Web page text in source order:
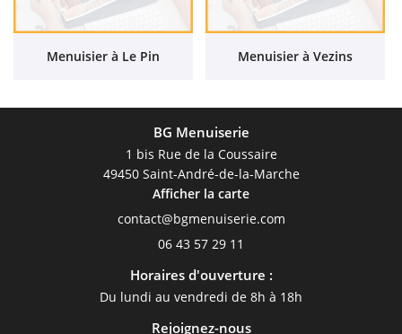
Menuisier à Le Pin Menuisier à Vezins
BG Menuiserie
1 bis Rue de la Coussaire
49450 Saint-André-de-la-Marche
Afficher la carte
06 43 57 29 11
Horaires d'ouverture :
Du lundi au vendredi de 8h à 18h
Rejoignez-nous